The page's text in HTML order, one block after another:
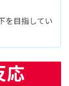
を目指してい
応